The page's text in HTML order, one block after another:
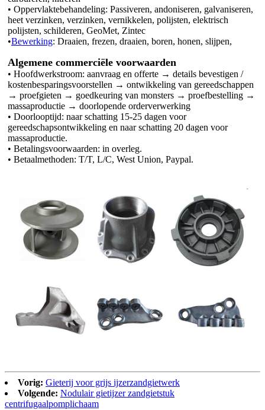
• Oppervlaktebehandeling: Passiveren, andoniseren, galvaniseren,
heet verzinken, verzinken, vernikkelen, polijsten, elektrisch
polijsten, schilderen, GeoMet, Zintec
•Bewerking: Draaien, frezen, draaien, boren, honen, slijpen,
Algemene commerciële voorwaarden
• Hoofdwerkstroom: aanvraag en offerte → details bevestigen /
kostenbesparingsvoorstellen → ontwikkeling van gereedschappen
→ proefgieten → goedkeuring van monsters → proefbestelling →
massaproductie → doorlopende orderverwerking
• Doorlooptijd: naar schatting 15-25 dagen voor
gereedschapsontwikkeling en naar schatting 20 dagen voor
massaproductie.
• Betalingsvoorwaarden: in overleg.
• Betaalmethoden: T/T, L/C, West Union, Paypal.
Vorig: Gieterij voor grijs ijzerzandgietwerk
Volgende: Nodulair gietijzer zandgietstuk
centrifugaalpomplichaam